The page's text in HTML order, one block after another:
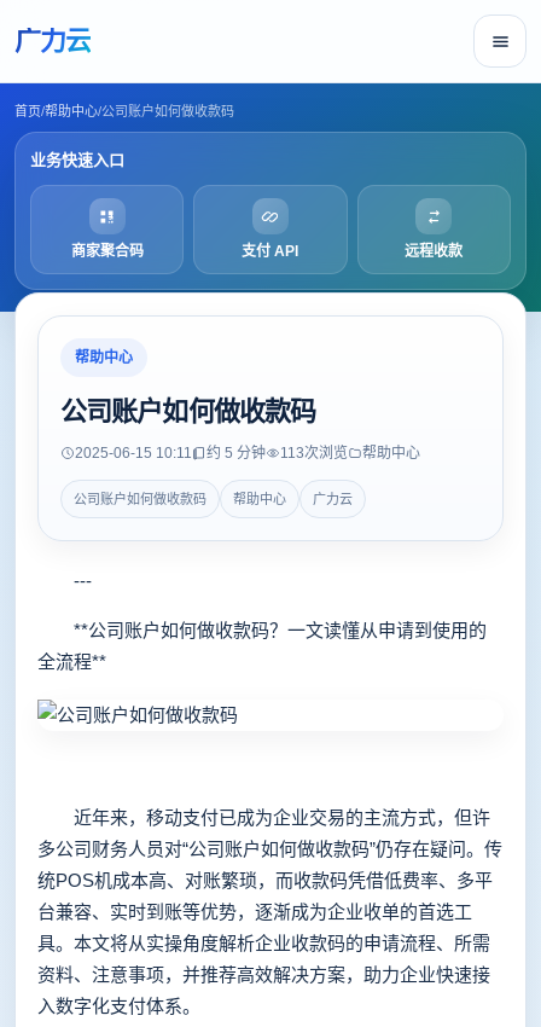
广力云
首页/帮助中心/公司账户如何做收款码
业务快速入口
商家聚合码 支付 API 远程收款
帮助中心
公司账户如何做收款码
2025-06-15 10:11 约 5 分钟 113次浏览 帮助中心
公司账户如何做收款码 帮助中心 广力云
---
**公司账户如何做收款码？一文读懂从申请到使用的
全流程**
近年来，移动支付已成为企业交易的主流方式，但许
多公司财务人员对“公司账户如何做收款码”仍存在疑问。传
统POS机成本高、对账繁琐，而收款码凭借低费率、多平
台兼容、实时到账等优势，逐渐成为企业收单的首选工
具。本文将从实操角度解析企业收款码的申请流程、所需
资料、注意事项，并推荐高效解决方案，助力企业快速接
入数字化支付体系。